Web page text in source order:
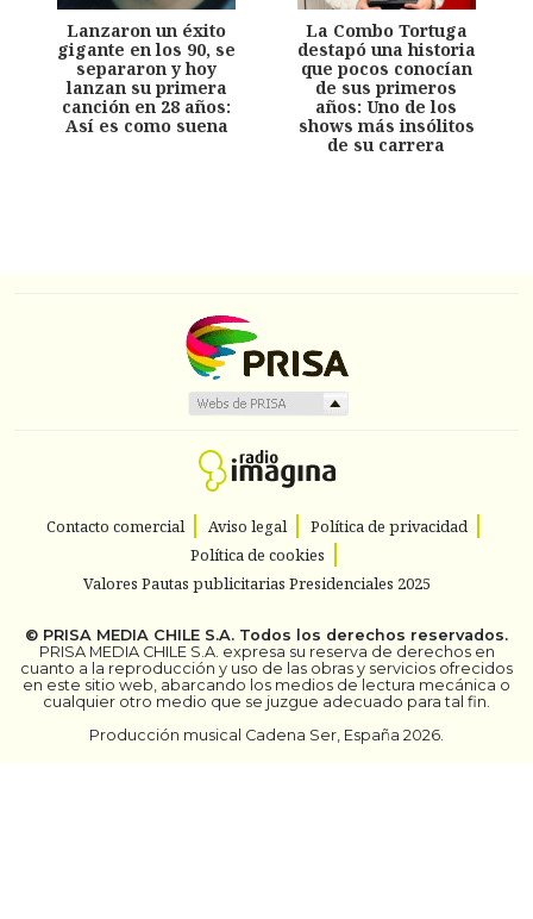
Lanzaron un éxito
gigante en los 90, se
separaron y hoy
lanzan su primera
canción en 28 años:
Así es como suena
La Combo Tortuga
destapó una historia
que pocos conocían
de sus primeros
años: Uno de los
shows más insólitos
de su carrera
Contacto comercial Aviso legal
Política de privacidad
Política de cookies
Valores Pautas publicitarias Presidenciales 2025
© PRISA MEDIA CHILE S.A. Todos los derechos reservados.
PRISA MEDIA CHILE S.A. expresa su reserva de derechos en
cuanto a la reproducción y uso de las obras y servicios ofrecidos
en este sitio web, abarcando los medios de lectura mecánica o
cualquier otro medio que se juzgue adecuado para tal fin.
Producción musical Cadena Ser, España 2026.